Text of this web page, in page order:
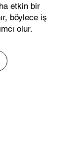
etkin bir
böylece iş
olur.